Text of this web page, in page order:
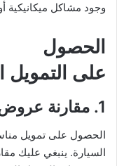
وجود مشاكل ميكانيكية
الحصول
على التمويل
1. مقارنة عروض التمويل
الحصول على تمويل
السيارة. ينبغي عليك